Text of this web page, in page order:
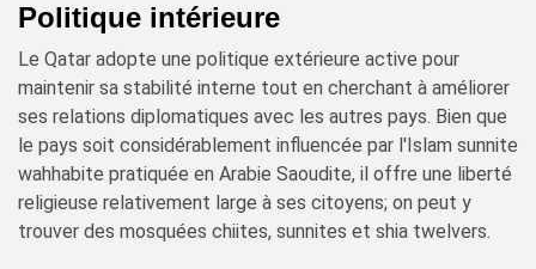
Politique intérieure
Le Qatar adopte une politique extérieure active pour
maintenir sa stabilité interne tout en cherchant à améliorer
ses relations diplomatiques avec les autres pays. Bien que
le pays soit considérablement influencée par l'Islam sunnite
wahhabite pratiquée en Arabie Saoudite, il offre une liberté
religieuse relativement large à ses citoyens; on peut y
trouver des mosquées chiites, sunnites et shia twelvers.